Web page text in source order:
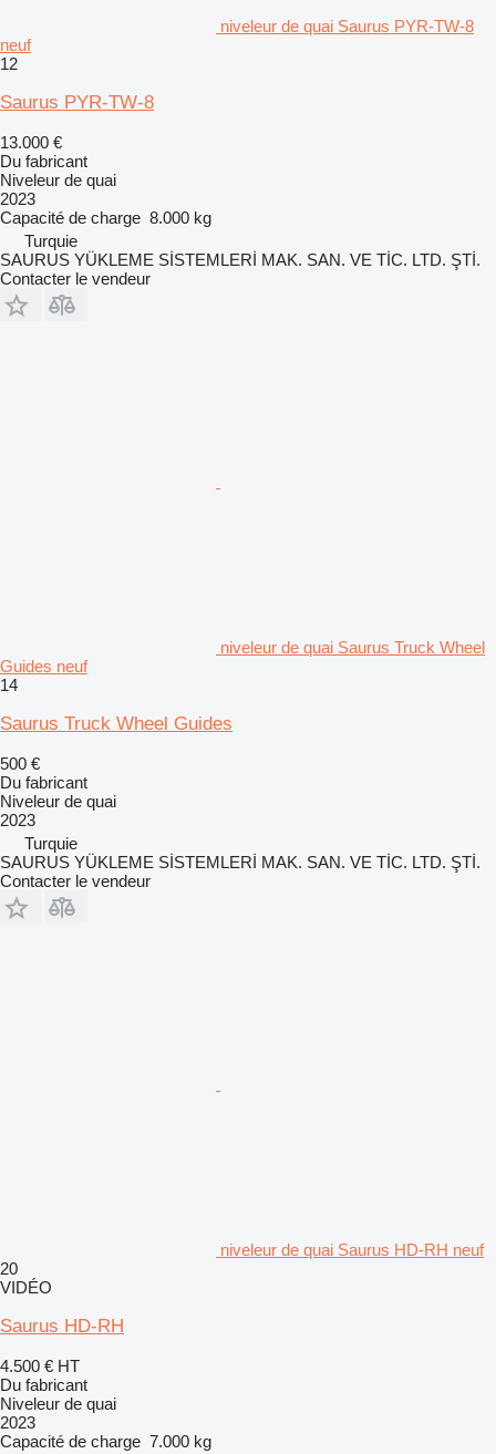
niveleur de quai Saurus PYR-TW-8
neuf
12
Saurus PYR-TW-8
13.000 €
Du fabricant
Niveleur de quai
2023
Capacité de charge 8.000 kg
Turquie
SAURUS YÜKLEME SİSTEMLERİ MAK. SAN. VE TİC. LTD. ŞTİ.
Contacter le vendeur
niveleur de quai Saurus Truck Wheel
Guides neuf
14
Saurus Truck Wheel Guides
500 €
Du fabricant
Niveleur de quai
2023
Turquie
SAURUS YÜKLEME SİSTEMLERİ MAK. SAN. VE TİC. LTD. ŞTİ.
Contacter le vendeur
niveleur de quai Saurus HD-RH neuf
20
VIDÉO
Saurus HD-RH
4.500 € HT
Du fabricant
Niveleur de quai
2023
Capacité de charge 7.000 kg